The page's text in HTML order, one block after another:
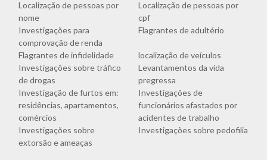
Localização de pessoas por
nome
Localização de pessoas por
cpf
Investigações para
comprovação de renda
Flagrantes de adultério
Flagrantes de infidelidade
localização de veículos
Investigações sobre tráfico
de drogas
Levantamentos da vida
pregressa
Investigação de furtos em:
residências, apartamentos,
comércios
Investigações de
funcionários afastados por
acidentes de trabalho
Investigações sobre
extorsão e ameaças
Investigações sobre pedofilia